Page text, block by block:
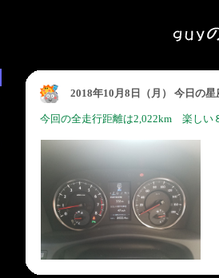
2018年10月8日（月） 今日の
今回の全走行距離は2,022km 楽しい